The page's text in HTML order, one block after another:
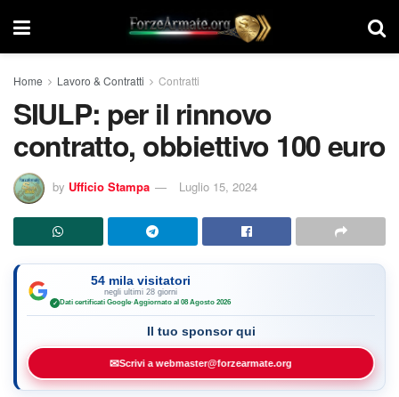
Home Lavoro & Contratti Contratti
SIULP: per il rinnovo
contratto, obbiettivo 100 euro
by Ufficio Stampa Luglio 15, 2024
54 mila visitatori
negli ultimi 28 giorni
✓ Dati certificati Google·Aggiornato al 08 Agosto 2026
Il tuo sponsor qui
✉Scrivi a webmaster@forzearmate.org